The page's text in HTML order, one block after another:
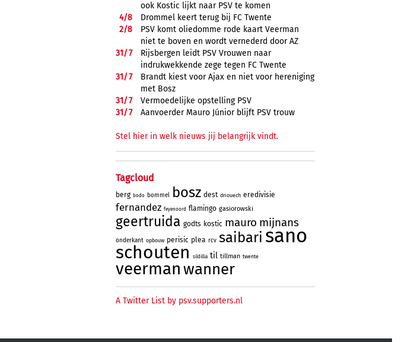
ook Kostic lijkt naar PSV te komen
4/8
Drommel keert terug bij FC Twente
2/8
PSV komt oliedomme rode kaart Veerman
niet te boven en wordt vernederd door AZ
31/7
Rijsbergen leidt PSV Vrouwen naar
indrukwekkende zege tegen FC Twente
31/7
Brandt kiest voor Ajax en niet voor hereniging
met Bosz
31/7
Vermoedelijke opstelling PSV
31/7 Aanvoerder Mauro Júnior blijft PSV trouw
Stel hier in welk nieuws jij belangrijk vindt.
Tagcloud
berg bodo bommel bosz dest driouech eredivisie
fernandez feyenoord flamingo gasiorowski
geertruida godts kostic mauro mijnans
onderkant opbouw perisic plea rcv saibari sano
schouten sildillia til tillman twente
veermanwanner
A Twitter List by psv.supporters.nl